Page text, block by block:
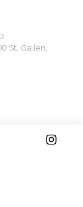
St. Gallen,